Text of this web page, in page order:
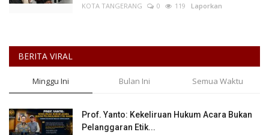
KOTA TANGERANG
0 119 Laporkan
BERITA VIRAL
Minggu Ini Bulan Ini Semua Waktu
Prof. Yanto: Kekeliruan Hukum Acara Bukan
Pelanggaran Etik...